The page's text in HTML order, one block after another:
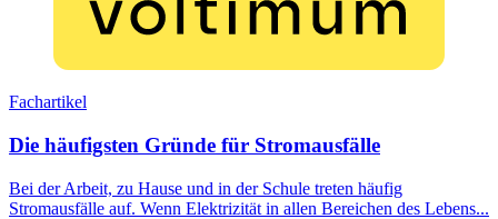
Fachartikel
Die häufigsten Gründe für Stromausfälle
Bei der Arbeit, zu Hause und in der Schule treten häufig
Stromausfälle auf. Wenn Elektrizität in allen Bereichen des Lebens...